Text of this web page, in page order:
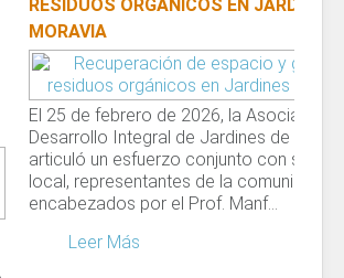
ORGÁNICOS EN JARDINES DE
de 2026, la Asociación de
de Jardines de Moravia
conjunto con su gobierno
de la comunidad —
por el Prof. Manf...